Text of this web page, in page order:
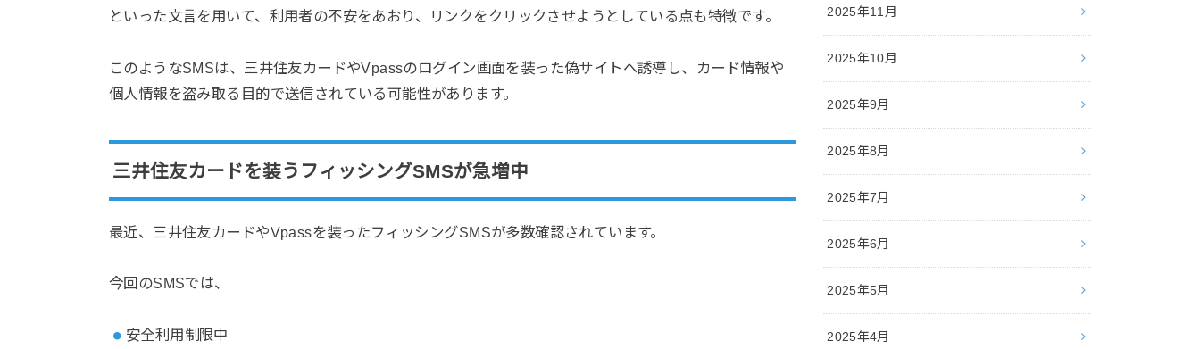
といった文言を用いて、利用者の不安をあおり、リンクをクリックさせようとしている点も特徴です。
このようなSMSは、三井住友カードやVpassのログイン画面を装った偽サイトへ誘導し、カード情報や
個人情報を盗み取る目的で送信されている可能性があります。
三井住友カードを装うフィッシングSMSが急増中
最近、三井住友カードやVpassを装ったフィッシングSMSが多数確認されています。
今回のSMSでは、
安全利用制限中
2025年11月
2025年10月
2025年9月
2025年8月
2025年7月
2025年6月
2025年5月
2025年4月